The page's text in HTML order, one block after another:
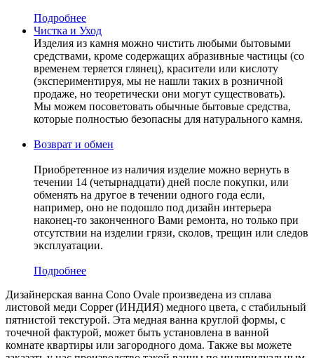
Подробнее
Чистка и Уход
Изделия из камня можно чистить любыми бытовыми
средствами, кроме содержащих абразивные частицы (со
временем теряется глянец), красители или кислоту
(экспериментируя, мы не нашли таких в розничной
продаже, но теоретически они могут существовать).
Мы можем посоветовать обычные бытовые средства,
которые полностью безопасны для натурального камня.
Возврат и обмен
Приобретенное из наличия изделие можно вернуть в
течении 14 (четырнадцати) дней после покупки, или
обменять на другое в течении одного года если,
например, оно не подошло под дизайн интерьера
наконец-то законченного Вами ремонта, но только при
отсутствии на изделии грязи, сколов, трещин или следов
эксплуатации.
Подробнее
Дизайнерская ванна Cono Ovale произведена из сплава
листовой меди Copper (ИНДИЯ) медного цвета, c стабильный
пятнистой текстурой. Эта медная ванна круглой формы, с
точечной фактурой, может быть установлена в ванной
комнате квартиры или загородного дома. Также вы можете